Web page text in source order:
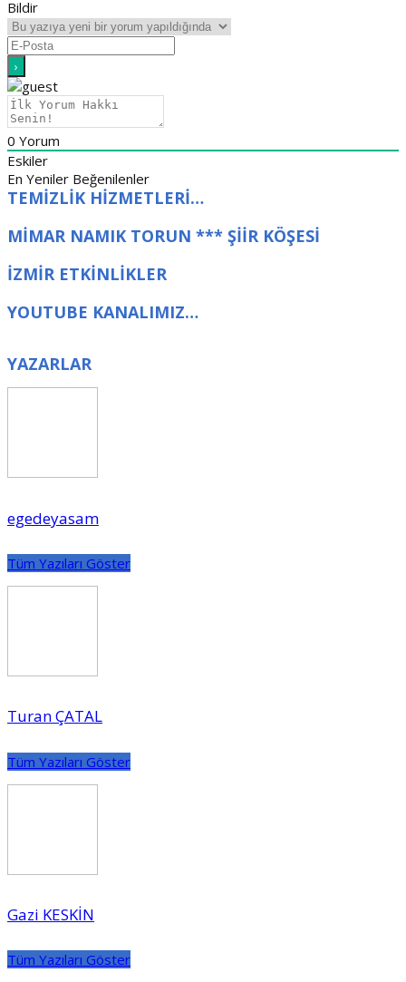
Bildir
0 Yorum
Eskiler
En Yeniler Beğenilenler
TEMİZLİK HİZMETLERİ…
MİMAR NAMIK TORUN *** ŞİİR KÖŞESİ
İZMİR ETKİNLİKLER
YOUTUBE KANALIMIZ…
YAZARLAR
egedeyasam
Tüm Yazıları Göster
Turan ÇATAL
Tüm Yazıları Göster
Gazi KESKİN
Tüm Yazıları Göster